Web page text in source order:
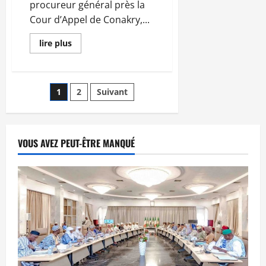
procureur général près la
Cour d’Appel de Conakry,...
lire plusEn
savoir
:
Sept
(7)
mis
hors
d’état
de
en
Guinée
Conakry
Pagination
des
publications
1 2 Suivant
VOUS AVEZ PEUT-ÊTRE MANQUÉ